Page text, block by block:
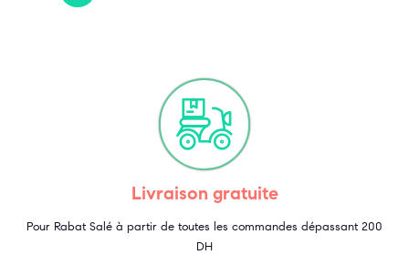
Livraison gratuite
Pour Rabat Salé à partir de toutes les commandes dépassant 200
DH